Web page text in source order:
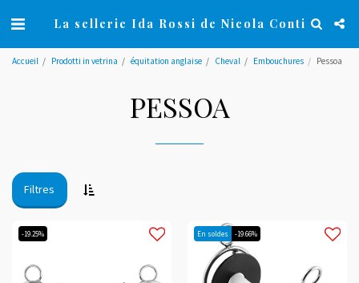
La sellerie Ida Rossi de Nicola Conti
Accueil Prodotti in vetrina équitation anglaise Cheval Embouchures Pessoa
PESSOA
Filtres
-19.25% En soldes -19.66%